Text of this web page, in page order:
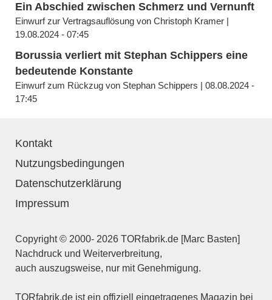
Ein Abschied zwischen Schmerz und Vernunft
Einwurf zur Vertragsauflösung von Christoph Kramer |
19.08.2024 - 07:45
Borussia verliert mit Stephan Schippers eine
bedeutende Konstante
Einwurf zum Rückzug von Stephan Schippers | 08.08.2024 -
17:45
Kontakt
Nutzungsbedingungen
Datenschutzerklärung
Impressum
Copyright © 2000- 2026 TORfabrik.de [Marc Basten]
Nachdruck und Weiterverbreitung,
auch auszugsweise, nur mit Genehmigung.
TORfabrik.de ist ein offiziell eingetragenes Magazin bei